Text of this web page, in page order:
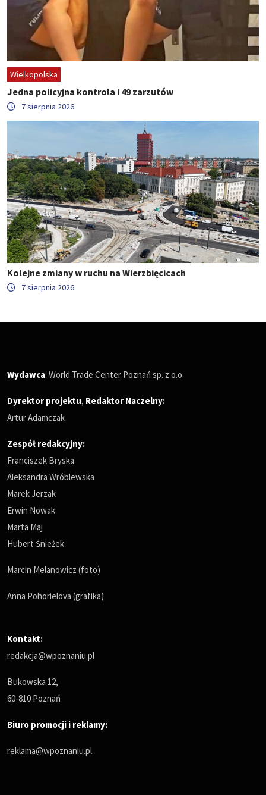
Wielkopolska
Jedna policyjna kontrola i 49 zarzutów
7 sierpnia 2026
Kolejne zmiany w ruchu na Wierzbięcicach
7 sierpnia 2026
Wydawca: World Trade Center Poznań sp. z o.o.
Dyrektor projektu, Redaktor Naczelny:
Artur Adamczak
Zespół redakcyjny:
Franciszek Bryska
Aleksandra Wróblewska
Marek Jerzak
Erwin Nowak
Marta Maj
Hubert Śnieżek
Marcin Melanowicz (foto)
Anna Pohorielova (grafika)
Kontakt:
redakcja@wpoznaniu.pl
Bukowska 12,
60-810 Poznań
Biuro promocji i reklamy:
reklama@wpoznaniu.pl